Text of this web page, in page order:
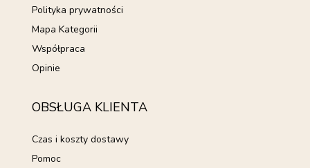
Polityka prywatności
Mapa Kategorii
Współpraca
Opinie
OBSŁUGA KLIENTA
Czas i koszty dostawy
Pomoc